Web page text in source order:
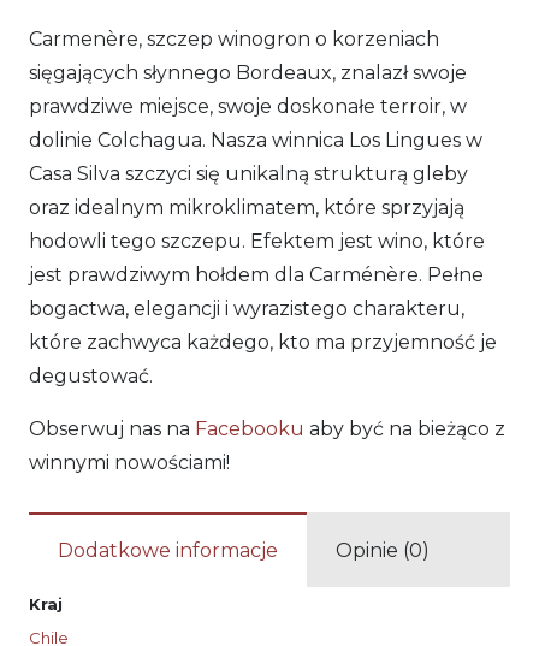
Carmenère, szczep winogron o korzeniach
sięgających słynnego Bordeaux, znalazł swoje
prawdziwe miejsce, swoje doskonałe terroir, w
dolinie Colchagua. Nasza winnica Los Lingues w
Casa Silva szczyci się unikalną strukturą gleby
oraz idealnym mikroklimatem, które sprzyjają
hodowli tego szczepu. Efektem jest wino, które
jest prawdziwym hołdem dla Carménère. Pełne
bogactwa, elegancji i wyrazistego charakteru,
które zachwyca każdego, kto ma przyjemność je
degustować.
Obserwuj nas na Facebooku aby być na bieżąco z
winnymi nowościami!
Dodatkowe informacje Opinie (0)
Kraj
Chile